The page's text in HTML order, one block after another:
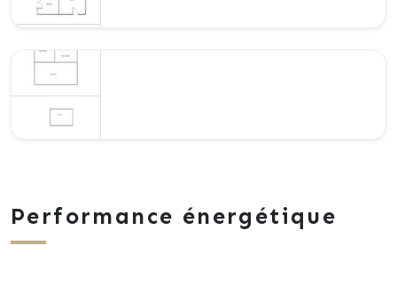
Performance énergétique